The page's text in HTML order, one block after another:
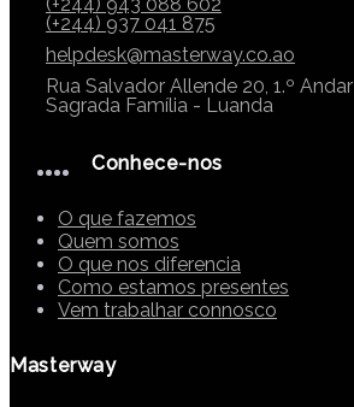
(+244) 943 088 602
(+244) 937 041 875
helpdesk@masterway.co.ao
Rua Salvador Allende 20, 1.º Andar
Sagrada Família - Luanda
Conhece-nos
O que fazemos
Quem somos
O que nos diferencia
Como estamos presentes
Vem trabalhar connosco
Masterway